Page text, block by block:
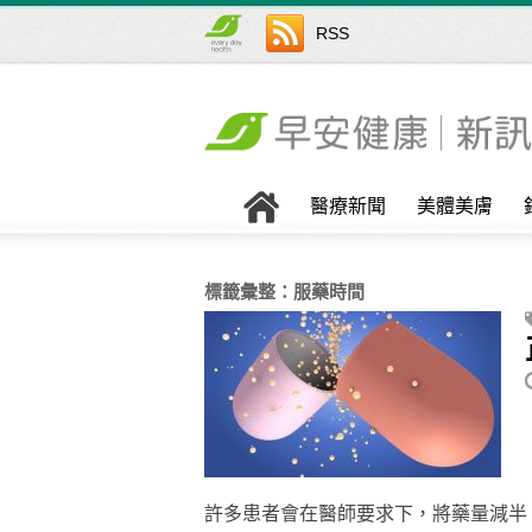
RSS
醫療新聞 美體美膚
標籤彙整： 服藥時間
許多患者會在醫師要求下，將藥量減